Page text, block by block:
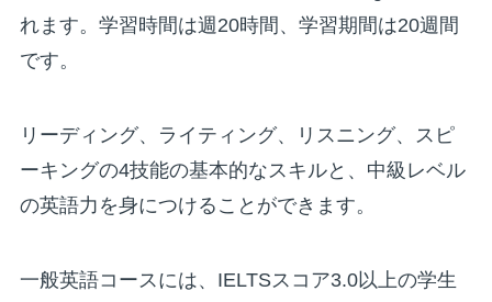
れます。学習時間は週20時間、学習期間は20週間
です。
リーディング、ライティング、リスニング、スピ
ーキングの4技能の基本的なスキルと、中級レベル
の英語力を身につけることができます。
一般英語コースには、IELTSスコア3.0以上の学生